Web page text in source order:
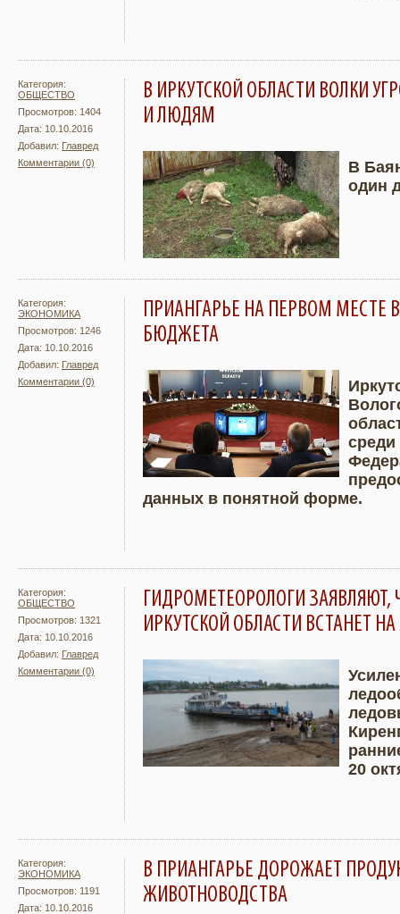
Категория:
ОБЩЕСТВО
Просмотров: 1404
Дата: 10.10.2016
Добавил: Главред
Комментарии (0)
В ИРКУТСКОЙ ОБЛАСТИ ВОЛКИ
И ЛЮДЯМ
Подробнее
В
один
Категория:
ЭКОНОМИКА
Просмотров: 1246
Дата: 10.10.2016
Добавил: Главред
Комментарии (0)
ПРИАНГАРЬЕ НА ПЕРВОМ МЕСТЕ
БЮДЖЕТА
Подробнее
среди
данных в понятной форме.
Категория:
ОБЩЕСТВО
Просмотров: 1321
Дата: 10.10.2016
Добавил: Главред
Комментарии (0)
ГИДРОМЕТЕОРОЛОГИ ЗАЯВЛЯЮТ,
ИРКУТСКОЙ ОБЛАСТИ ВСТАНЕТ
Подробнее
20
Категория:
ЭКОНОМИКА
Просмотров: 1191
Дата: 10.10.2016
В ПРИАНГАРЬЕ ДОРОЖАЕТ
ЖИВОТНОВОДСТВА